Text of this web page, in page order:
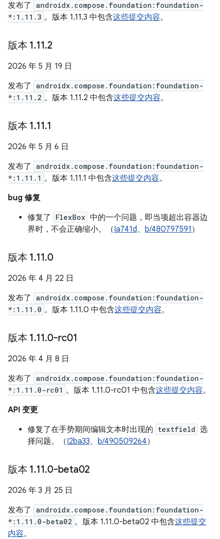
发布了
androidx.compose.foundation:foundation-
*:1.11.3 。版本 1.11.3 中包含这些提交内容。
版本 1.11.2
2026 年 5 月 19 日
发布了
androidx.compose.foundation:foundation-
*:1.11.2 。版本 1.11.2 中包含这些提交内容。
版本 1.11.1
2026 年 5 月 6 日
发布了
androidx.compose.foundation:foundation-
*:1.11.1 。版本 1.11.1 中包含这些提交内容。
bug 修复
修复了
FlexBox 中的一个问题，即当项超出容器边
界时，不会正确缩小。（Ia741d、 b/480797591 ）
版本 1.11.0
2026 年 4 月 22 日
发布了
androidx.compose.foundation:foundation-
*:1.11.0 。版本 1.11.0 中包含这些提交内容。
版本 1.11.0-rc01
2026 年 4 月 8 日
发布了
androidx.compose.foundation:foundation-
*:1.11.0-rc01 。版本 1.11.0-rc01 中包含这些提交内容。
API 变更
修复了在手势期间编辑文本时出现的 textfield 选
择问题。（I2ba33、 b/490509264）
版本 1.11.0-beta02
2026 年 3 月 25 日
发布了
androidx.compose.foundation:foundation-
*:1.11.0-beta02 。版本 1.11.0-beta02 中包含这些提交
内容。